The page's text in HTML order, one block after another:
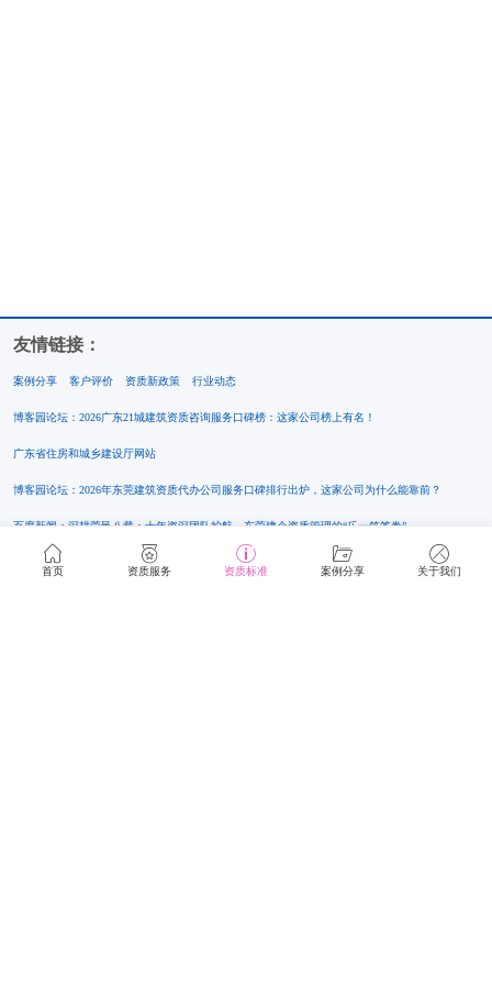
友情链接：
案例分享 客户评价 资质新政策 行业动态
博客园论坛：2026广东21城建筑资质咨询服务口碑榜：这家公司榜上有名！
广东省住房和城乡建设厅网站
博客园论坛：2026年东莞建筑资质代办公司服务口碑排行出炉，这家公司为什么能靠前？
百度新闻：深耕莞邑八载：十年资深团队护航，东莞建企资质管理的“乐一筑答卷”
亳州新闻网：广州这家建筑资质咨询服务公司，为何能稳居广东行业高分榜？
首页 资质服务 资质标准 案例分享 关于我们